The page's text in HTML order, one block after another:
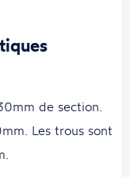
de section.
Les trous sont